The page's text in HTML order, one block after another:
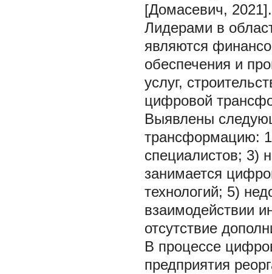
[Домасевич, 2021].
Лидерами в
являются
обеспечения и
услуг,
цифровой
Выявлены
трансформацию: 1)
специалистов; 3)
занимается
технологий; 5)
взаимодействии
отсутствие
В процессе
предприятия